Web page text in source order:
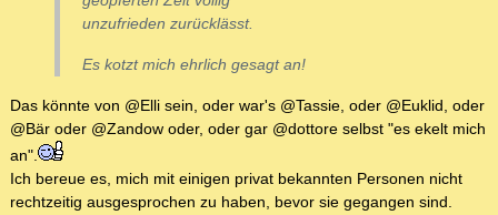
unzufrieden zurücklässt.
Es kotzt mich ehrlich gesagt an!
Das könnte von @Elli sein, oder war's @Tassie, oder @Euklid, oder
@Bär oder @Zandow oder, oder gar @dottore selbst "es ekelt mich
an".
Ich bereue es, mich mit einigen privat bekannten Personen nicht
rechtzeitig ausgesprochen zu haben, bevor sie gegangen sind.